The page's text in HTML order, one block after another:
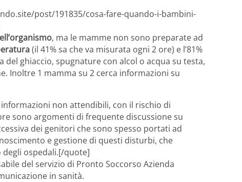
post/191835/cosa-fare-quando-i-bambini-
, ma le mamme non sono preparate ad
(il 41% sa che va misurata ogni 2 ore) e l’81%
del ghiaccio, spugnature con alcol o acqua su testa,
Inoltre 1 mamma su 2 cerca informazioni su
non attendibili, con il rischio di
sono argomenti di frequente discussione su
dei genitori che sono spesso portati ad
e gestione di questi disturbi, che
ospedali.[/quote]
del servizio di Pronto Soccorso Azienda
in sanità.